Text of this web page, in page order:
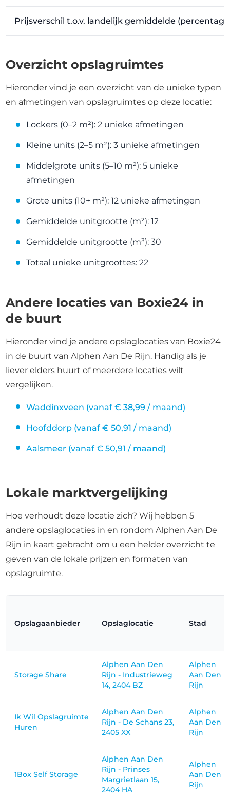
Prijsverschil t.o.v. landelijk gemiddelde
Overzicht opslagruimtes
Hieronder vind je een overzicht van de unieke typen
en afmetingen van opslagruimtes op deze locatie:
Lockers (0–2 m²): 2 unieke afmetingen
Kleine units (2–5 m²): 3 unieke afmetingen
Middelgrote units (5–10 m²): 5 unieke
afmetingen
Grote units (10+ m²): 12 unieke afmetingen
Gemiddelde unitgrootte (m²): 12
Gemiddelde unitgrootte (m³): 30
Totaal unieke unitgroottes: 22
Andere locaties van Boxie24 in
de buurt
Hieronder vind je andere opslaglocaties van Boxie24
in de buurt van Alphen Aan De Rijn. Handig als je
liever elders huurt of meerdere locaties wilt
vergelijken.
Waddinxveen (vanaf € 38,99 / maand)
Hoofddorp (vanaf € 50,91 / maand)
Aalsmeer (vanaf € 50,91 / maand)
Lokale marktvergelijking
Hoe verhoudt deze locatie zich? Wij hebben 5
andere opslaglocaties in en rondom Alphen Aan De
Rijn in kaart gebracht om u een helder overzicht te
geven van de lokale prijzen en formaten van
opslagruimte.
Opslagaanbieder Opslaglocatie Stad
Storage Share
Alphen Aan Den
Rijn - Industrieweg
14, 2404 BZ
Alphen
Aan Den
Rijn
Ik Wil Opslagruimte
Huren
Alphen Aan Den
Rijn - De Schans 23,
2405 XX
Alphen
Aan Den
Rijn
1Box Self Storage
Alphen Aan Den
Rijn - Prinses
Margrietlaan 15,
2404 HA
Alphen
Aan Den
Rijn